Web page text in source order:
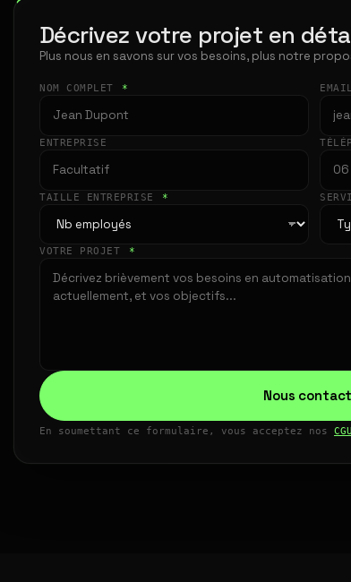
Décrivez votre projet en
Plus nous en savons sur vos besoins, plus notre
NOM COMPLET *
ENTREPRISE
TAILLE ENTREPRISE *
VOTRE PROJET *
Nous
En soumettant ce formulaire, vous acceptez nos CGU